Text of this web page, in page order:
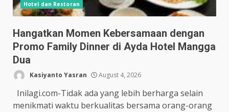
Hotel dan Restoran
Hangatkan Momen Kebersamaan dengan
Promo Family Dinner di Ayda Hotel Mangga
Dua
Kasiyanto Yasran August 4, 2026
Inilagi.com-Tidak ada yang lebih berharga selain
menikmati waktu berkualitas bersama orang-orang